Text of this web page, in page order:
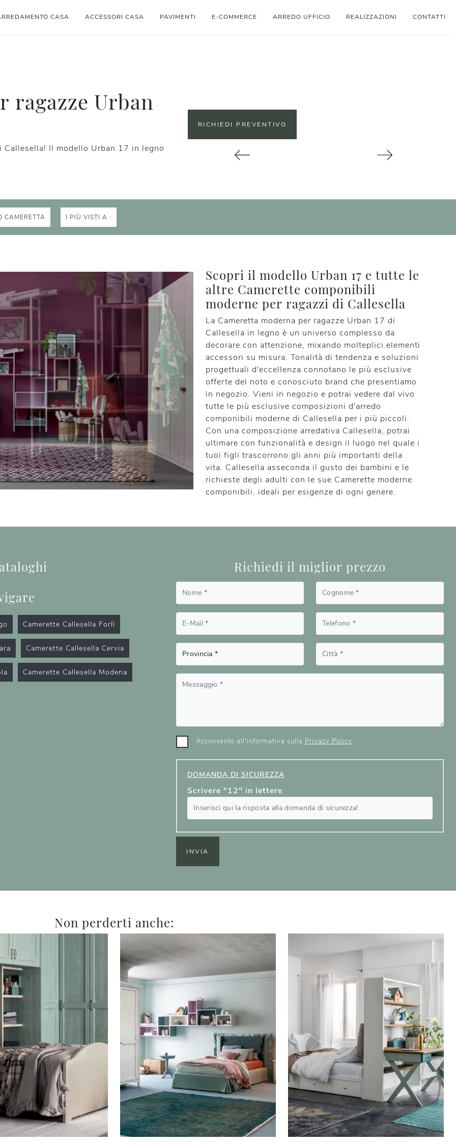
CASA ACCESSORI CASA PAVIMENTI E-COMMERCE ARREDO UFFICIO REALIZZAZIONI CONTATTI
ragazze Urban
Il modello Urban 17 in legno
RICHIEDI PREVENTIVO
CAMERETTA I PIÙ VISTI A :
Scopri il modello Urban 17 e tutte le
altre Camerette componibili
moderne per ragazzi di Callesella
La Cameretta moderna per ragazze Urban 17 di
Callesella in legno è un universo complesso da
decorare con attenzione, mixando molteplici elementi
accessori su misura. Tonalità di tendenza e soluzioni
progettuali d'eccellenza connotano le più esclusive
offerte del noto e conosciuto brand che presentiamo
in negozio. Vieni in negozio e potrai vedere dal vivo
tutte le più esclusive composizioni d'arredo
componibili moderne di Callesella per i più piccoli.
Con una composizione arredativa Callesella, potrai
ultimare con funzionalità e design il luogo nel quale i
tuoi figli trascorrono gli anni più importanti della
vita. Callesella asseconda il gusto dei bambini e le
richieste degli adulti con le sue Camerette moderne
componibili, ideali per esigenze di ogni genere.
Camerette Callesella Forlì
Camerette Callesella Cervia
Camerette Callesella Modena
Richiedi il miglior prezzo
Acconsento all'informativa sulla Privacy Policy
DOMANDA DI SICUREZZA
Scrivere "12" in lettere
INVIA
Non perderti anche: